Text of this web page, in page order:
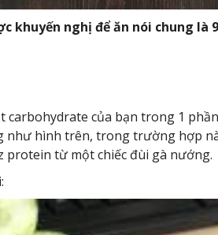
khuyến nghị để ăn nói chung là
carbohydrate của bạn trong 1
hình trên, trong trường hợp
protein từ một chiếc đùi gà nướng.